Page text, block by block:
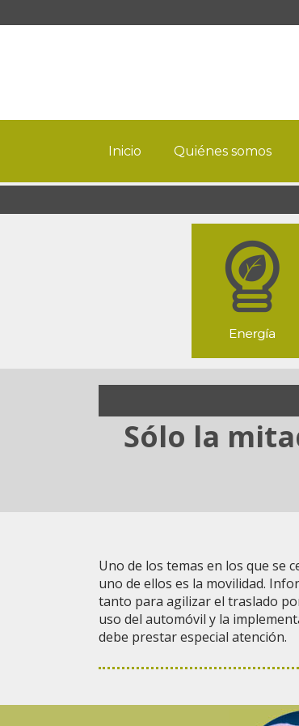
Inicio Quiénes somos
Sólo la
Uno de los temas en los que se
uno de ellos es la movilidad.
tanto para agilizar el traslado
uso del automóvil y la
debe prestar especial atención.